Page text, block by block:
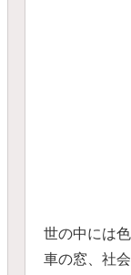
世の中には
車の窓、社